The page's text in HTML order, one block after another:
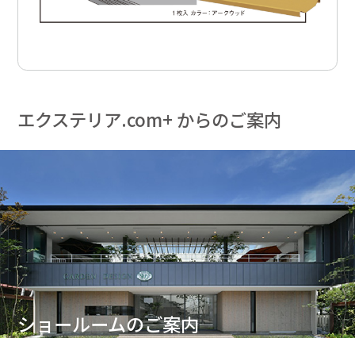
エクステリア.com+ からのご案内
ショールームのご案内